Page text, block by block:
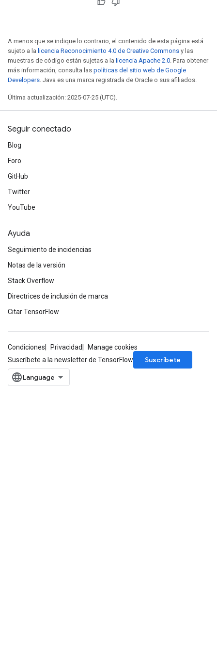
A menos que se indique lo contrario, el contenido de esta página está
sujeto a la licencia Reconocimiento 4.0 de Creative Commons y las
muestras de código están sujetas a la licencia Apache 2.0. Para obtener
más información, consulta las políticas del sitio web de Google
Developers. Java es una marca registrada de Oracle o sus afiliados.
Última actualización: 2025-07-25 (UTC).
Seguir conectado
Blog
Foro
GitHub
Twitter
YouTube
Ayuda
Seguimiento de incidencias
Notas de la versión
Stack Overflow
Directrices de inclusión de marca
Citar TensorFlow
Condiciones Privacidad
Manage cookies
Suscríbete a la newsletter de TensorFlow
Suscríbete